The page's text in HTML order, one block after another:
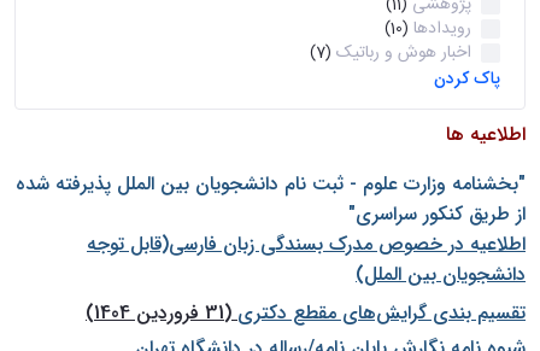
(11)
رویدادها (10)
اخبار هوش و رباتیک (7)
پاک کردن
اطلاعیه ها
"بخشنامه وزارت علوم - ثبت نام دانشجويان بين الملل پذيرفته شده
از طريق كنكور سراسری"
اطلاعیه در خصوص مدرک بسندگی زبان فارسی(قابل توجه
دانشجویان بین الملل)
تقسیم بندی گرایش‌های مقطع دکتری(31 فروردین 1404)